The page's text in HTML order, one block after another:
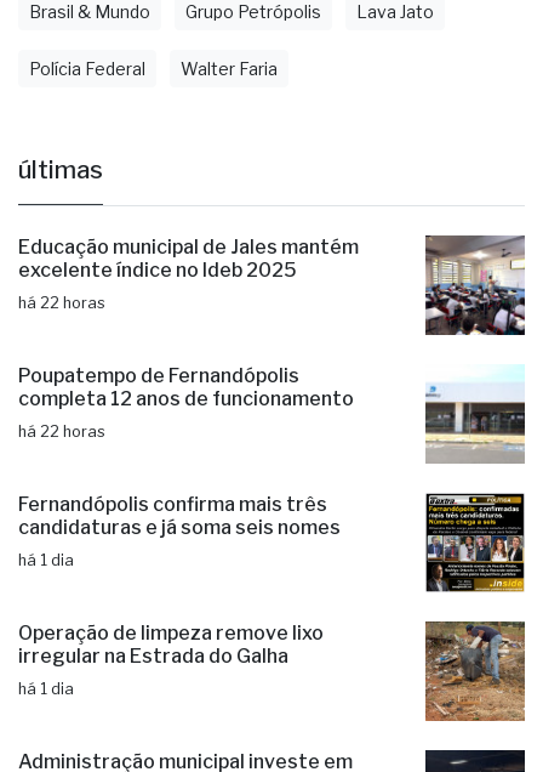
Brasil & Mundo Grupo Petrópolis Lava Jato
Polícia Federal Walter Faria
últimas
Educação municipal de Jales mantém
excelente índice no Ideb 2025
há 22 horas
Poupatempo de Fernandópolis
completa 12 anos de funcionamento
há 22 horas
Fernandópolis confirma mais três
candidaturas e já soma seis nomes
há 1 dia
Operação de limpeza remove lixo
irregular na Estrada do Galha
há 1 dia
Administração municipal investe em